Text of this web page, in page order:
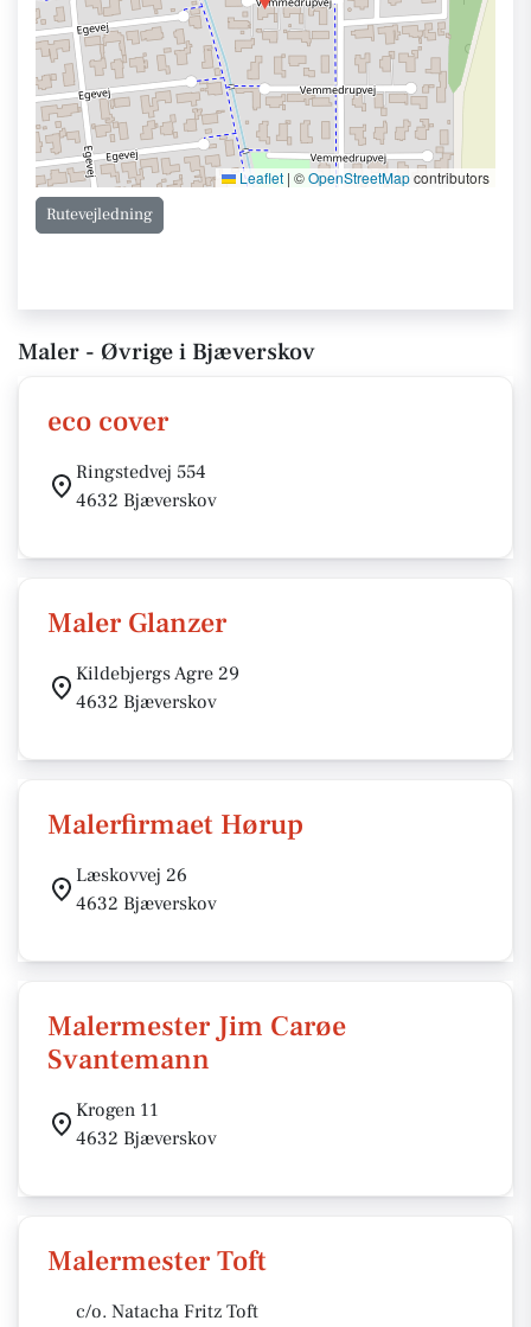
Leaflet | ©OpenStreetMapcontributors
Rutevejledning
Maler - Øvrige i Bjæverskov
eco cover
Ringstedvej 554
4632 Bjæverskov
Maler Glanzer
Kildebjergs Agre 29
4632 Bjæverskov
Malerfirmaet Hørup
Læskovvej 26
4632 Bjæverskov
Malermester Jim Carøe
Svantemann
Krogen 11
4632 Bjæverskov
Malermester Toft
c/o. Natacha Fritz Toft